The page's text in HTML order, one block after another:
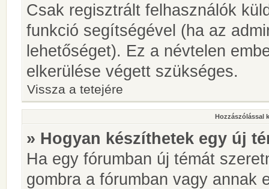
Csak regisztrált felhasználók
funkció segítségével (ha az
lehetőséget). Ez a névtelen
elkerülése végett szükséges.
Vissza a tetejére
Hozzászólással
» Hogyan készíthetek egy új
Ha egy fórumban új témát
gombra a fórumban vagy annak